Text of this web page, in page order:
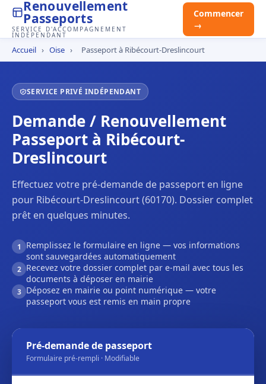
Renouvellement
Passeports
SERVICE D'ACCOMPAGNEMENT
INDÉPENDANT
Commencer
→
Accueil › Oise › Passeport à Ribécourt-Dreslincourt
SERVICE PRIVÉ INDÉPENDANT
Demande / Renouvellement
Passeport à Ribécourt-
Dreslincourt
Effectuez votre pré-demande de passeport en ligne
pour Ribécourt-Dreslincourt (60170). Dossier complet
prêt en quelques minutes.
1
Remplissez le formulaire en ligne — vos informations
sont sauvegardées automatiquement
2 Recevez votre dossier complet par e-mail avec tous les
documents à déposer en mairie
3 Déposez en mairie ou point numérique — votre
passeport vous est remis en main propre
Pré-demande de passeport
Formulaire pré-rempli · Modifiable